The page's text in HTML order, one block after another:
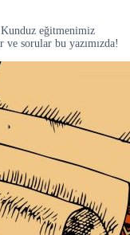
Kunduz eğitmenimiz
ve sorular bu yazımızda!